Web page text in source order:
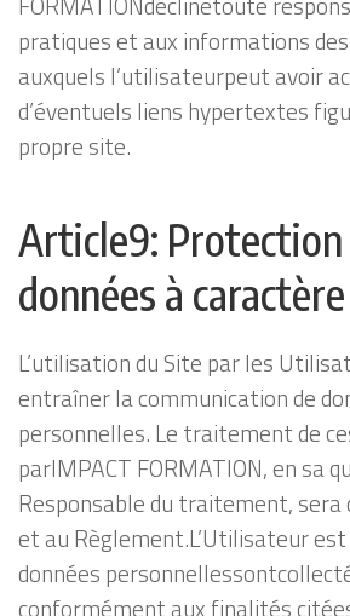
pratiques et aux informations
auxquels l’utilisateurpeut avoir
d’éventuels liens hypertextes
propre site.
Article9: Protection
données à
L’utilisation du Site par les
entraîner la communication de
personnelles. Le traitement de
parIMPACT FORMATION, en sa
Responsable du traitement, sera
et au Règlement.L’Utilisateur
données
conformément aux finalités